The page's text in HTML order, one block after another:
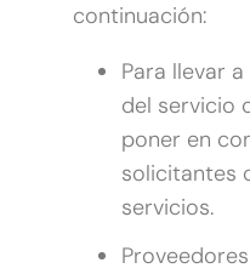
continuación:
Para llevar
del servicio
poner en
solicitantes
servicios.